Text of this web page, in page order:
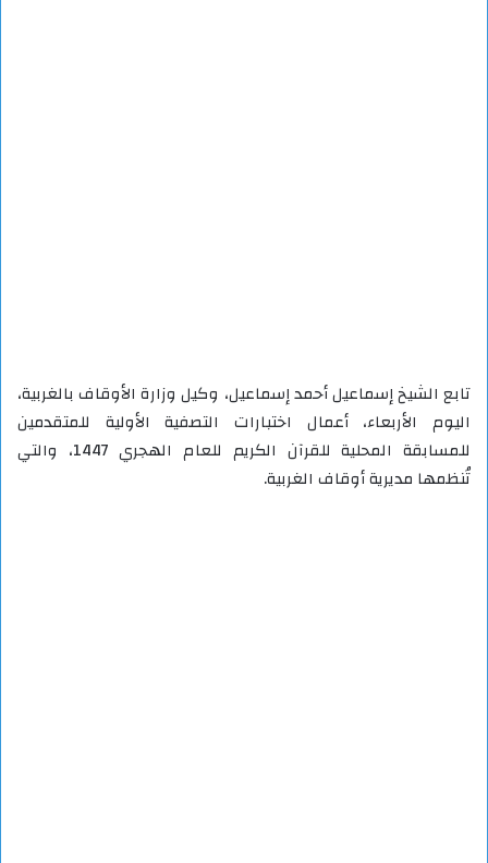
تابع الشيخ إسماعيل أحمد إسماعيل، وكيل وزارة الأوقاف بالغربية،
اليوم الأربعاء، أعمال اختبارات التصفية الأولية للمتقدمين
للمسابقة المحلية للقرآن الكريم للعام الهجري 1447، والتي
تُنظمها مديرية أوقاف الغربية.